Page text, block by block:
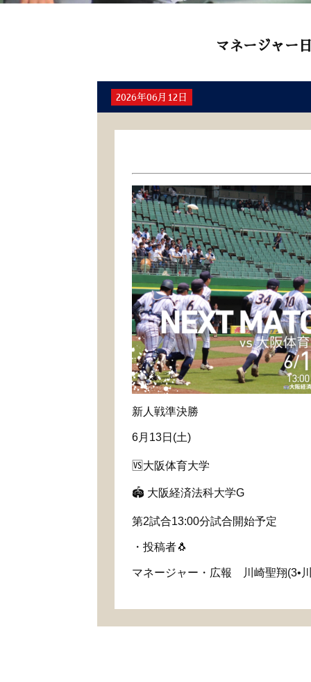
マネージャー
2026年06月12日
新人戦準決勝
6月13日(土)
🆚大阪体育大学
🏟️ 大阪経済法科大学G
第2試合13:00分試合開始予定
・投稿者🐧
マネージャー・広報 川崎聖翔(3•